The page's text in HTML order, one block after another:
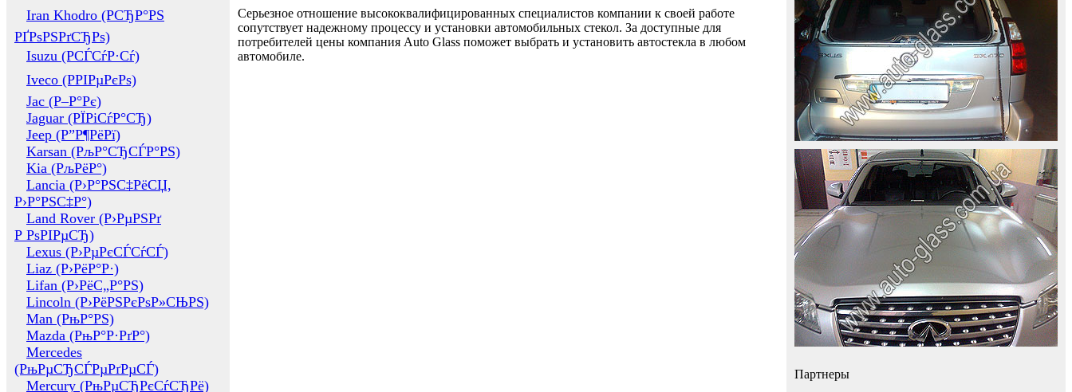
Iran Khodro (РСЂР°РЅ
РҐРѕРЅРґСЂРѕ)
Isuzu (РСЃСѓР·Сѓ)
Iveco (РРІРµРєРѕ)
Jac (Р–Р°Рє)
Jaguar (РЇРіСѓР°СЂ)
Jeep (Р”Р¶РёРї)
Karsan (РљР°СЂСЃР°РЅ)
Kia (РљРёР°)
Lancia (Р›Р°РЅС‡РёСЏ,
Р›Р°РЅС‡Р°)
Land Rover (Р›РµРЅРґ
Р РѕРІРµСЂ)
Lexus (Р›РµРєСЃСѓСЃ)
Liaz (Р›РёР°Р·)
Lifan (Р›РёС„Р°РЅ)
Lincoln (Р›РёРЅРєРѕР»СЊРЅ)
Man (РњР°РЅ)
Mazda (РњР°Р·РґР°)
Mercedes
(РњРµСЂСЃРµРґРµСЃ)
Mercury (РњРµСЂРєСѓСЂРё)
Серьезное отношение высококвалифицированных специалистов компании к своей работе
сопутствует надежному процессу и установки автомобильных стекол. За доступные для
потребителей цены компания Auto Glass поможет выбрать и установить автостекла в любом
автомобиле.
Партнеры